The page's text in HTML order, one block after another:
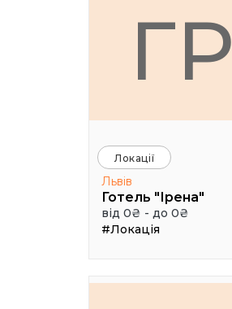
ГР
Локації
Львів
Готель "Ірена"
від 0₴ - до 0₴
#Локація